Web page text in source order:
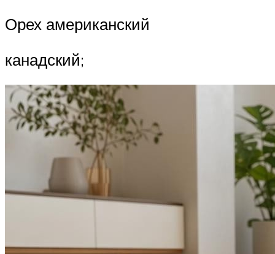
Орех американский
канадский;